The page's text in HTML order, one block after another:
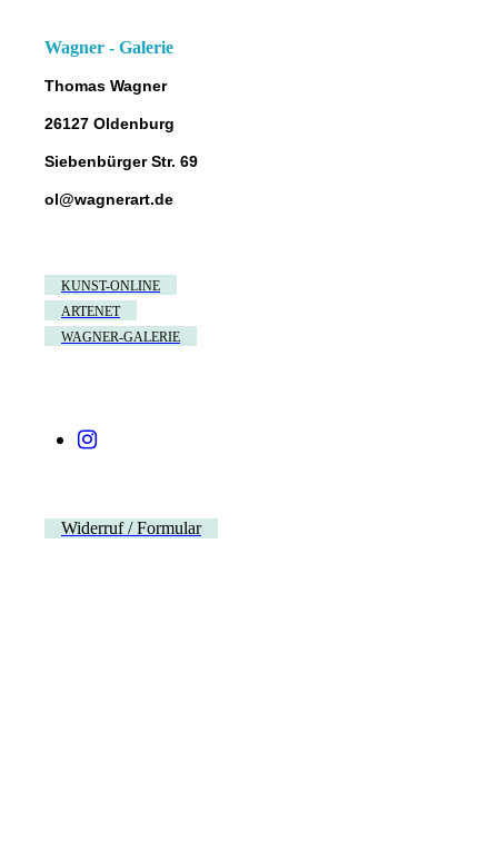
Wagner - Galerie
Thomas Wagner
26127 Oldenburg
Siebenbürger Str. 69
ol@wagnerart.de
KUNST-ONLINE
ARTENET
WAGNER-GALERIE
Widerruf / Formular